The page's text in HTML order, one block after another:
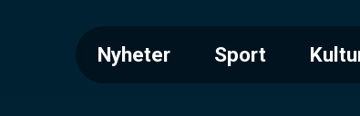
Nyheter Sport